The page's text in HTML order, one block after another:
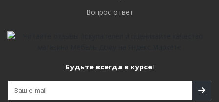
Вопрос-ответ
Будьте всегда в курсе!